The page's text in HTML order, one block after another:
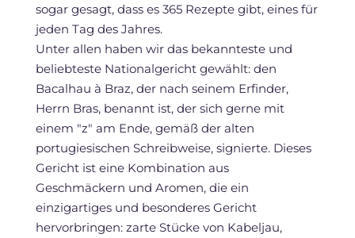
sogar gesagt, dass es 365 Rezepte gibt, eines für
jeden Tag des Jahres.
Unter allen haben wir das bekannteste und
beliebteste Nationalgericht gewählt: den
Bacalhau à Braz, der nach seinem Erfinder,
Herrn Bras, benannt ist, der sich gerne mit
einem "z" am Ende, gemäß der alten
portugiesischen Schreibweise, signierte. Dieses
Gericht ist eine Kombination aus
Geschmäckern und Aromen, die ein
einzigartiges und besonderes Gericht
hervorbringen: zarte Stücke von Kabeljau,